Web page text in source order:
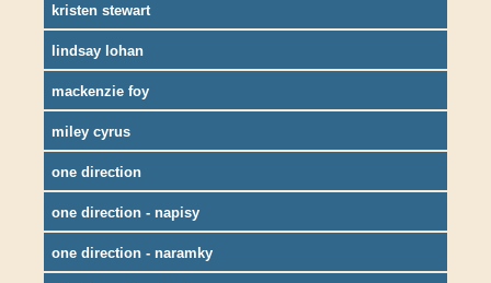
kristen stewart
lindsay lohan
mackenzie foy
miley cyrus
one direction
one direction - napisy
one direction - naramky